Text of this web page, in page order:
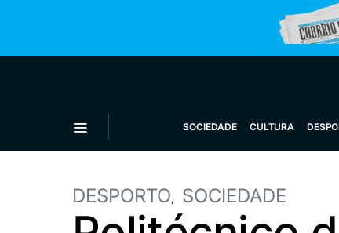
SOCIEDADE CULTURA
DESPORTO SOCIEDADE